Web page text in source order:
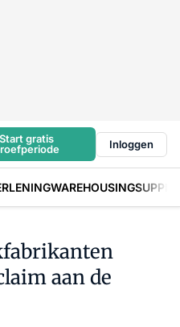
Start gratis
Inloggen
WAREHOUSING
aan de